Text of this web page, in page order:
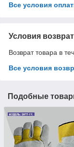
Все условия
Условия
Возврат товара в
Все условия
Подобные